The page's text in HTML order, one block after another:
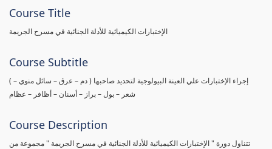
Course Title
الإختبارات الكيميائية للأدلة الجنائية في مسرح الجريمة
Course Subtitle
( إجراء الإختبارات علي العينة البيولوجية لتحديد صاحبها ( دم – عرق – سائل منوي –
شعر – بول – براز – أسنان – أظافر – عظام
Course Description
تتناول دورة " الإختبارات الكيميائية للأدلة الجنائية في مسرح الجريمة " مجموعة من